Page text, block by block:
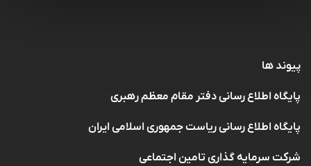
پیوند ها
پایگاه اطلاع رسانی دفتر مقام معظم رهبری
پایگاه اطلاع رسانی ریاست جمهوری اسلامی ایران
شرکت سرمایه گذاری تامین اجتماعی